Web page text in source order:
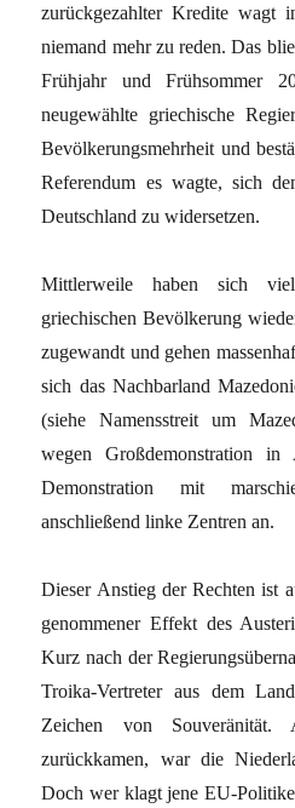
zurückgezahlter Kredite wagt
niemand mehr zu reden. Das
Frühjahr und Frühsommer
neugewählte griechische
Bevölkerungsmehrheit und
Referendum es wagte, sich
Deutschland zu widersetzen.
Mittlerweile haben sich
griechischen Bevölkerung
zugewandt und gehen
sich das Nachbarland
(siehe Namensstreit um
wegen Großdemonstration
Demonstration mit
anschließend linke Zentren an.
Dieser Anstieg der Rechten ist
genommener Effekt des
Kurz nach der
Troika-Vertreter aus dem
Zeichen von Souveränität.
zurückkamen, war die
Doch wer klagt jene EU-